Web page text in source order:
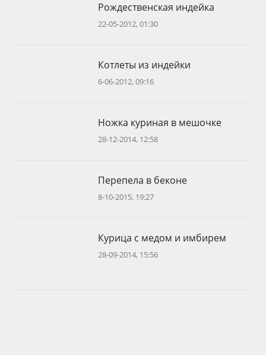
Рождественская индейка
22-05-2012, 01:30
Котлеты из индейки
6-06-2012, 09:16
Ножка куриная в мешочке
28-12-2014, 12:58
Перепела в беконе
8-10-2015, 19:27
Курица с медом и имбирем
28-09-2014, 15:56